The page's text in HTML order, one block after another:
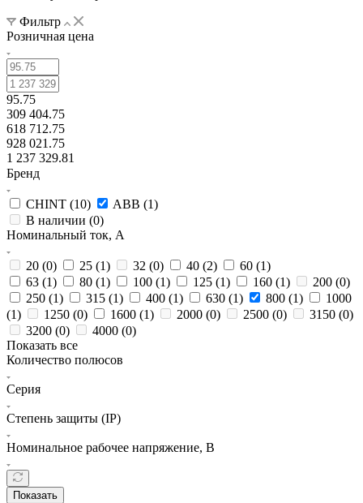
Фильтр
Розничная цена
95.75
309 404.75
618 712.75
928 021.75
1 237 329.81
Бренд
CHINT (10) ABB (1)
В наличии (0)
Номинальный ток, А
20 (0) 25 (1) 32 (0) 40 (2) 60 (1)
63 (1) 80 (1) 100 (1) 125 (1) 160 (1) 200 (0)
250 (1) 315 (1) 400 (1) 630 (1) 800 (1)
1000
(1) 1250 (0) 1600 (1) 2000 (0) 2500 (0) 3150 (0)
3200 (0) 4000 (0)
Показать все
Количество полюсов
Серия
Степень защиты (IP)
Номинальное рабочее напряжение, В
Показать